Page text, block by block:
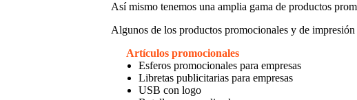
Así mismo tenemos una amplia gama de productos
Algunos de los productos promocionales y de
Artículos promocionales
Esferos promocionales para empresas
Libretas publicitarias para empresas
USB con logo